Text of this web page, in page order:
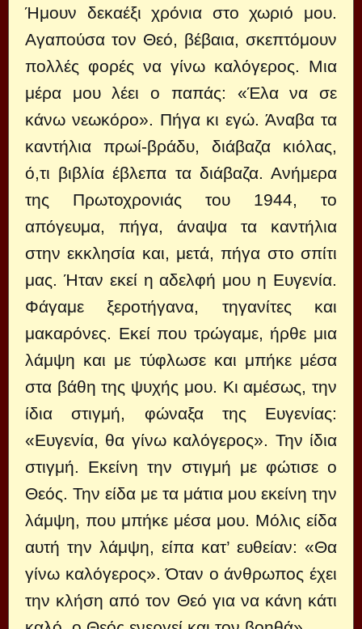
Ήμουν δεκαέξι χρόνια στο χωριό μου.
Αγαπούσα τον Θεό, βέβαια, σκεπτόμουν
πολλές φορές να γίνω καλόγερος. Μια
μέρα μου λέει ο παπάς: «Έλα να σε
κάνω νεωκόρο». Πήγα κι εγώ. Άναβα τα
καντήλια πρωί-βράδυ, διάβαζα κιόλας,
ό,τι βιβλία έβλεπα τα διάβαζα. Ανήμερα
της Πρωτοχρονιάς του 1944, το
απόγευμα, πήγα, άναψα τα καντήλια
στην εκκλησία και, μετά, πήγα στο σπίτι
μας. Ήταν εκεί η αδελφή μου η Ευγενία.
Φάγαμε ξεροτήγανα, τηγανίτες και
μακαρόνες. Εκεί που τρώγαμε, ήρθε μια
λάμψη και με τύφλωσε και μπήκε μέσα
στα βάθη της ψυχής μου. Κι αμέσως, την
ίδια στιγμή, φώναξα της Ευγενίας:
«Ευγενία, θα γίνω καλόγερος». Την ίδια
στιγμή. Εκείνη την στιγμή με φώτισε ο
Θεός. Την είδα με τα μάτια μου εκείνη την
λάμψη, που μπήκε μέσα μου. Μόλις είδα
αυτή την λάμψη, είπα κατ’ ευθείαν: «Θα
γίνω καλόγερος». Όταν ο άνθρωπος έχει
την κλήση από τον Θεό για να κάνη κάτι